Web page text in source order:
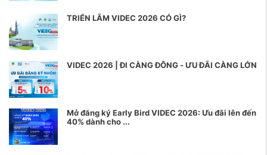
TRIỂN LÃM VIDEC 2026 CÓ GÌ?
VIDEC 2026 | ĐI CÀNG ĐÔNG - ƯU ĐÃI CÀNG LỚN
Mở đăng ký Early Bird VIDEC 2026: Ưu đãi lên đến
40% dành cho ...